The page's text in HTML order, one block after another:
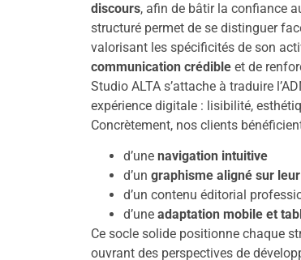
discours, afin de bâtir la confiance
structuré permet de se distinguer
valorisant les spécificités de son
communication crédible et de
Studio ALTA s’attache à traduire
expérience digitale : lisibilité,
Concrètement, nos clients
d’une navigation intuitive
d’un graphisme aligné sur
d’un contenu éditorial
d’une adaptation mobile et
Ce socle solide positionne chaque
ouvrant des perspectives de